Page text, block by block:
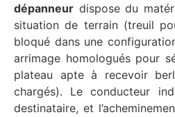
dépanneur dispose du
situation de terrain (treuil
bloqué dans une
arrimage homologués pour
plateau apte à recevoir
chargés). Le conducteur
destinataire, et